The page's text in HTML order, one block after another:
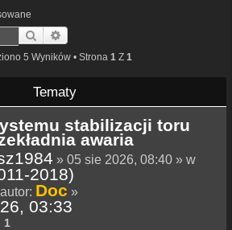
Szukaj
5 Wyników • Strona 1 Z 1
Tematy
stabilizacji toru
awaria
» 05 sie 2026, 08:40 » w
2018)
Doc »
03:33
1